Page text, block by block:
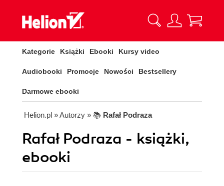
Kategorie Książki Ebooki Kursy video
Audiobooki Promocje Nowości Bestsellery
Darmowe ebooki
Helion.pl » Autorzy » 📚 Rafał Podraza
Rafał Podraza - książki,
ebooki